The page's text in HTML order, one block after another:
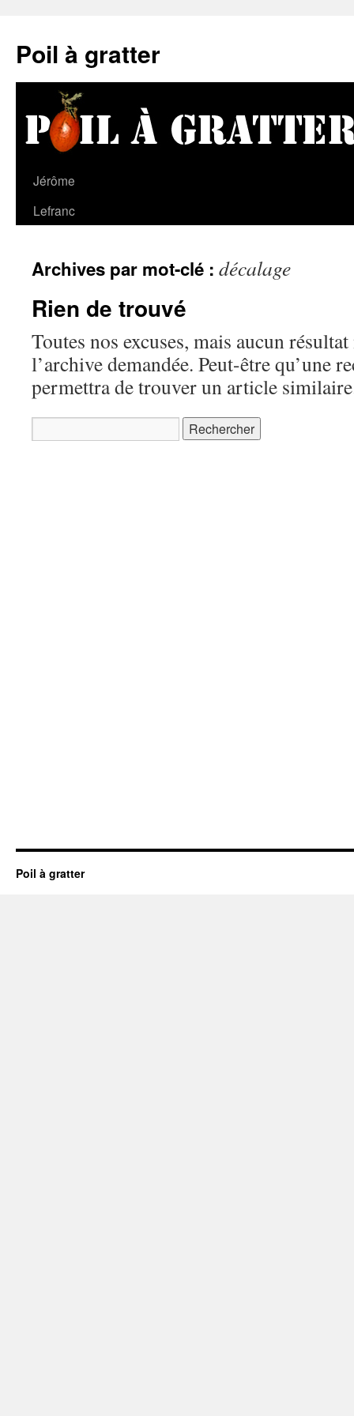
Poil à gratter
Jérôme
Lefranc
Archives par mot-clé : décalage
Rien de trouvé
Toutes nos excuses, mais aucun
l’archive demandée. Peut-être qu’une
permettra de trouver un article
Poil à gratter